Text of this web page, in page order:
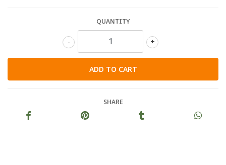
QUANTITY
+
-
SHARE